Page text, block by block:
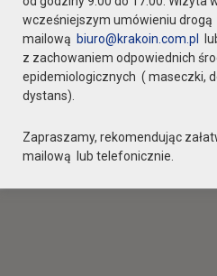
Ilość pokoi od
do
wcześniejszym umówieniu drogą
mailową biuro@krakoin.com.pl
z zachowaniem odpowiednich
epidemiologicznych ( maseczki,
dystans).
Zapraszamy, rekomendując
mailową lub telefonicznie.